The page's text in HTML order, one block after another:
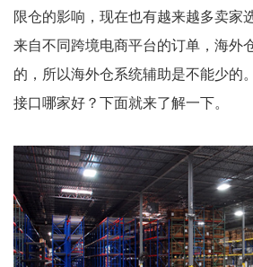
限仓的影响，现在也有越来越多卖家
来自不同跨境电商平台的订单，海外
的，所以海外仓系统辅助是不能少的
接口哪家好？下面就来了解一下。